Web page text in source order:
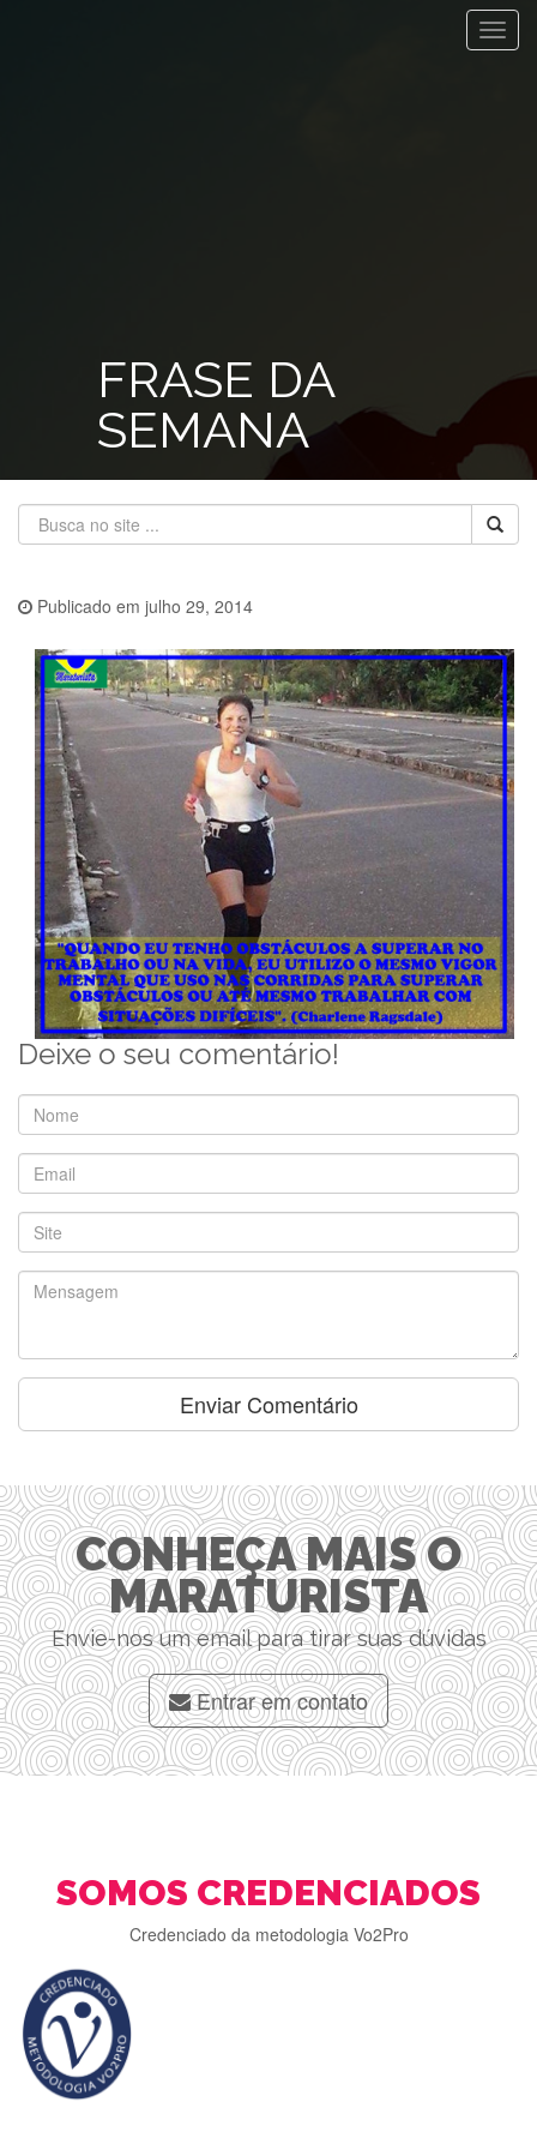
FRASE DA
SEMANA
Publicado em julho 29, 2014
Deixe o seu comentário!
CONHEÇA MAIS O
MARATURISTA
Envie-nos um email para tirar suas dúvidas
Entrar em contato
SOMOS CREDENCIADOS
Credenciado da metodologia Vo2Pro